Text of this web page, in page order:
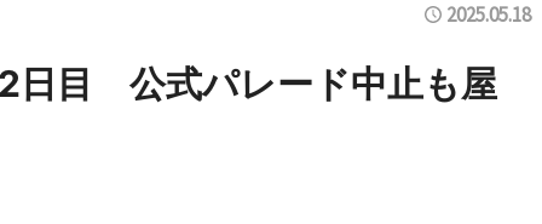
2025.05.18
日目 公式パレード中止も屋